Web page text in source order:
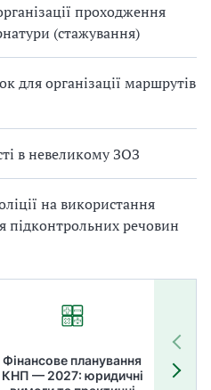
проходження
(стажування)
для організації маршрутів
в невеликому ЗОЗ
на використання
підконтрольних речовин
Фінансове планування
КНП — 2027: юридичні